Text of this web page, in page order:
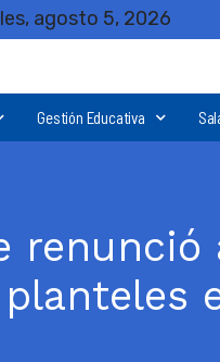
agosto 5, 2026
Gestión Educativa
renunció